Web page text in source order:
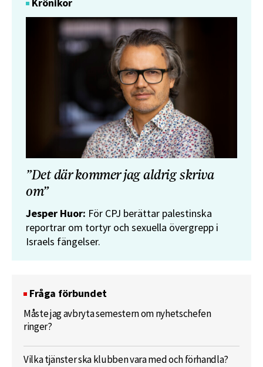
Krönikor
”Det där kommer jag aldrig skriva
om”
Jesper Huor: För CPJ berättar palestinska
reportrar om tortyr och sexuella övergrepp i
Israels fängelser.
Fråga förbundet
Måste jag avbryta semestern om nyhetschefen
ringer?
Vilka tjänster ska klubben vara med och förhandla?